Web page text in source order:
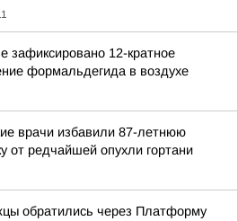
зафиксировано 12-кратное
формальдегида в воздухе
врачи избавили 87-летнюю
от редчайшей опухли гортани
обратились через Платформу